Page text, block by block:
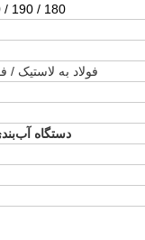
180 / 190 / 200 میلی‌متر (باید توسط مشتری تأیید شود)
فولاد به لاستیک /
دستگاه